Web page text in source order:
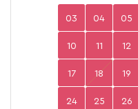
03 04 05
10 11 12
17 18 19
24 25 26